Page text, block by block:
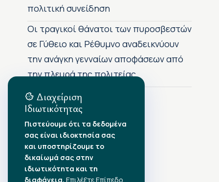
πολιτική συνείδηση
Οι τραγικοί θάνατοι των πυροσβεστών
σε Γύθειο και Ρέθυμνο αναδεικνύουν
την ανάγκη γενναίων αποφάσεων από
την πλευρά της πολιτείας
Αρχείο Δημοσιεύσεων
•Αύγουστος 2026
•Ιούλιος 2026
•Ιούνιος 2026
•Μάιος 2026
Διαχείριση
Ιδιωτικότητας
Πιστεύουμε ότι τα δεδομένα
σας είναι ιδιοκτησία σας
και υποστηρίζουμε το
δικαίωμά σας στην
ιδιωτικότητα και τη
διαφάνεια. Επιλέξτε Επίπεδο